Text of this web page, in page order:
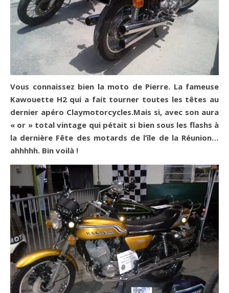
Vous connaissez bien la moto de Pierre. La fameuse
Kawouette H2 qui a fait tourner toutes les têtes au
dernier apéro Claymotorcycles.Mais si, avec son aura
« or » total vintage qui pétait si bien sous les flashs à
la dernière Fête des motards de l’île de la Réunion…
ahhhhh. Bin voilà !